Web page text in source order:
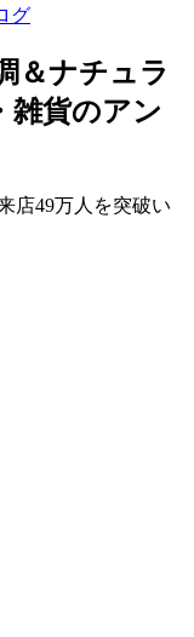
＆ナチュラ
雑貨のアン
店49万人を突破い